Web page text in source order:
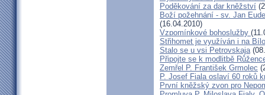
Poděkování za dar kněžství
Boží požehnání - sv. Jan
(16.04.2010)
Vzpomínkové bohoslužby
Střihomet je využíván i na
Stalo se u vsi Petrovskaja
Připojte se k modlitbě
Zemřel P. František Grmolec
P. Josef Fiala oslaví 60 roků
První kněžský zvon pro